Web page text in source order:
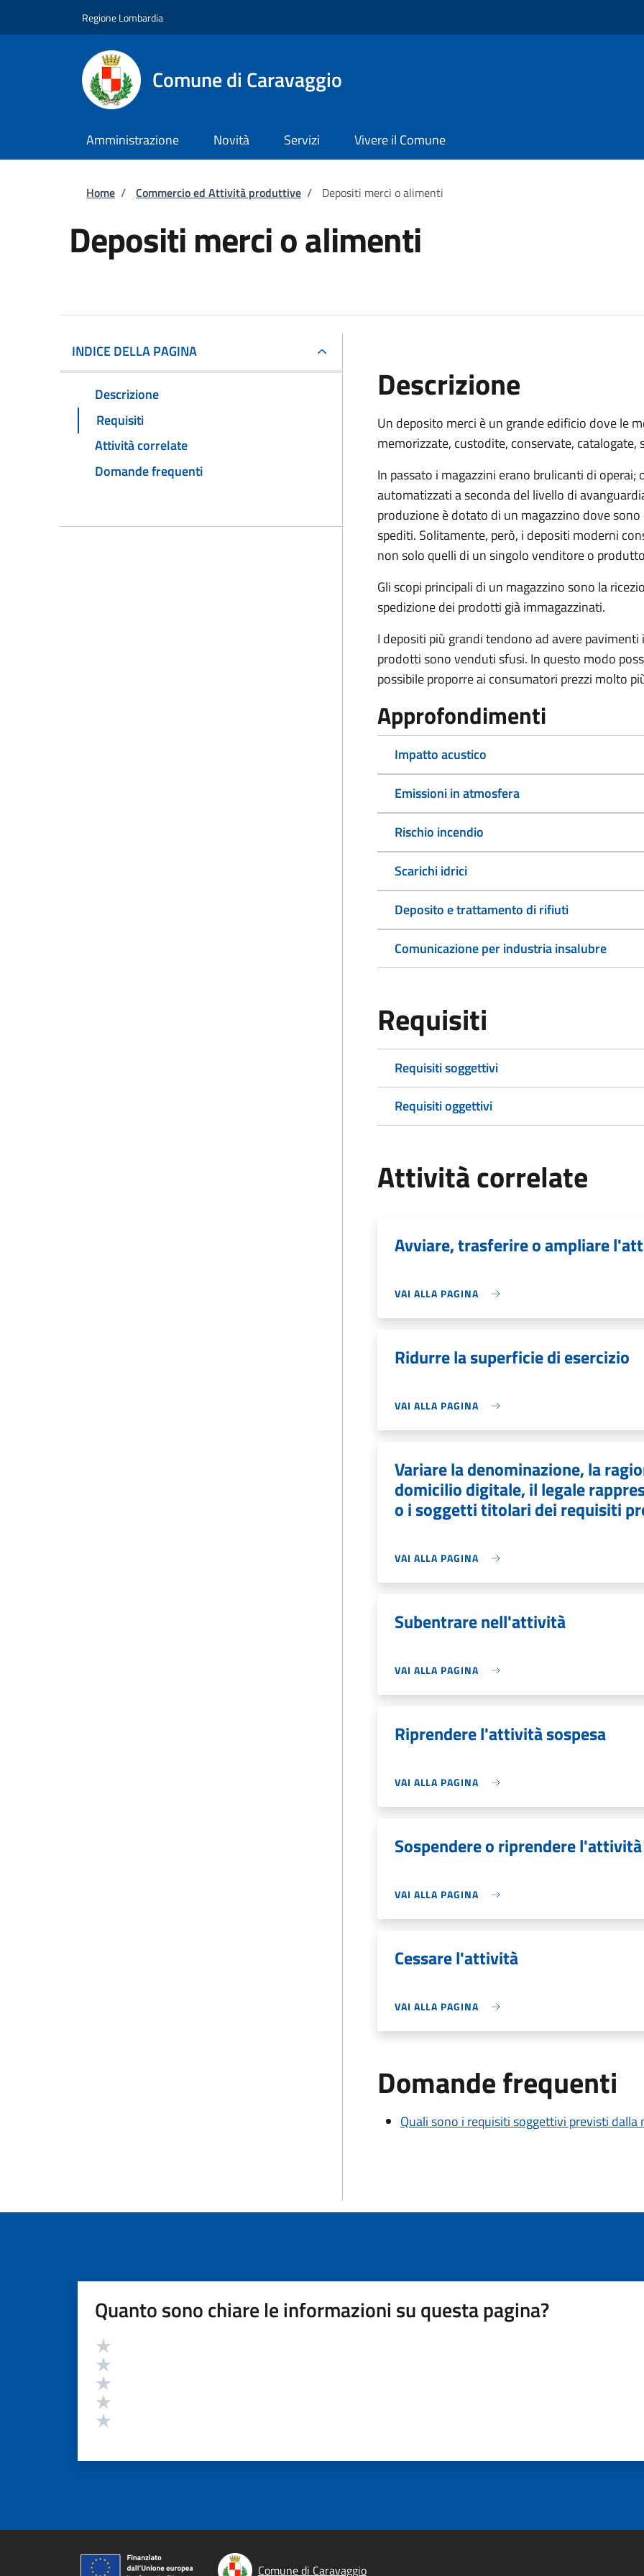
Regione Lombardia
Comune di Caravaggio
Amministrazione Novità Servizi Vivere il Comune
Briciole di pane
Home / Commercio ed Attività produttive / Depositi merci o alimenti
Depositi merci o alimenti
INDICE DELLA PAGINA
Descrizione
Requisiti
Attività correlate
Domande frequenti
Descrizione
Un deposito merci è un grande edificio dove le
memorizzate, custodite, conservate, catalogate,
In passato i magazzini erano brulicanti di
automatizzati a seconda del livello di
produzione è dotato di un magazzino dove
spediti. Solitamente, però, i depositi moderni
non solo quelli di un singolo venditore o
Gli scopi principali di un magazzino sono la
spedizione dei prodotti già immagazzinati.
I depositi più grandi tendono ad avere
prodotti sono venduti sfusi. In questo modo
possibile proporre ai consumatori prezzi molto
Approfondimenti
Impatto acustico
Emissioni in atmosfera
Rischio incendio
Scarichi idrici
Deposito e trattamento di rifiuti
Comunicazione per industria insalubre
Requisiti
Requisiti soggettivi
Requisiti oggettivi
Attività correlate
Avviare, trasferire o ampliare
VAI ALLA PAGINA
Ridurre la superficie di esercizio
VAI ALLA PAGINA
Variare la denominazione, la
domicilio digitale, il legale
o i soggetti titolari dei requisiti
VAI ALLA PAGINA
Subentrare nell'attività
VAI ALLA PAGINA
Riprendere l'attività sospesa
VAI ALLA PAGINA
Sospendere o riprendere
VAI ALLA PAGINA
Cessare l'attività
VAI ALLA PAGINA
Domande frequenti
Quali sono i requisiti soggettivi previsti
Quanto sono chiare le informazioni su questa pagina?
Valutazione
Comune di Caravaggio